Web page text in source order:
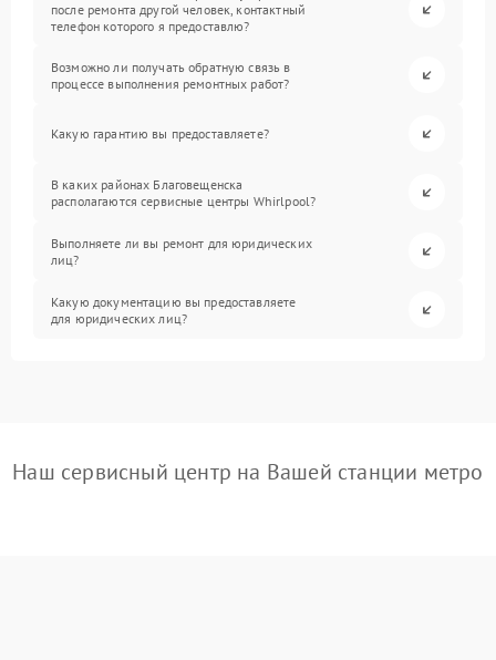
после ремонта другой человек, контактный
телефон которого я предоставлю?
Возможно ли получать обратную связь в
процессе выполнения ремонтных работ?
Какую гарантию вы предоставляете?
В каких районах Благовещенска
располагаются сервисные центры Whirlpool?
Выполняете ли вы ремонт для юридических
лиц?
Какую документацию вы предоставляете
для юридических лиц?
Наш сервисный центр на Вашей станции метро